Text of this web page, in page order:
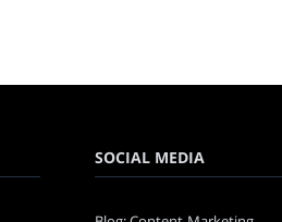
SOCIAL MEDIA